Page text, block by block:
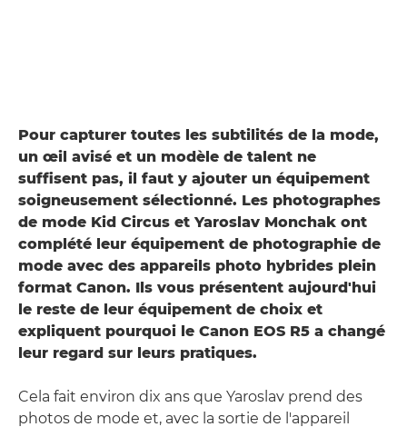
Pour capturer toutes les subtilités de la mode,
un œil avisé et un modèle de talent ne
suffisent pas, il faut y ajouter un équipement
soigneusement sélectionné. Les photographes
de mode Kid Circus et Yaroslav Monchak ont
complété leur équipement de photographie de
mode avec des appareils photo hybrides plein
format Canon. Ils vous présentent aujourd'hui
le reste de leur équipement de choix et
expliquent pourquoi le Canon EOS R5 a changé
leur regard sur leurs pratiques.
Cela fait environ dix ans que Yaroslav prend des
photos de mode et, avec la sortie de l'appareil